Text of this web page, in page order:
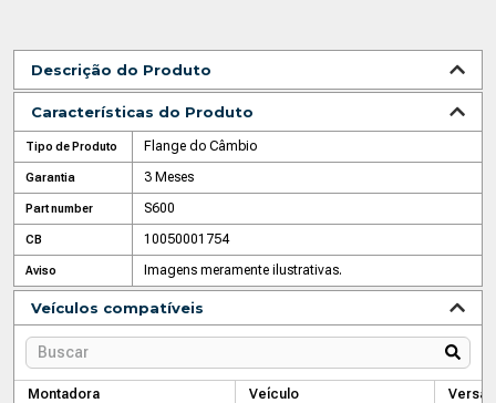
Descrição do Produto
Características do Produto
Tipo de Produto Flange do Câmbio
Garantia 3 Meses
Part number S600
CB 10050001754
Aviso Imagens meramente ilustrativas.
Veículos compatíveis
Montadora Veículo
Versão